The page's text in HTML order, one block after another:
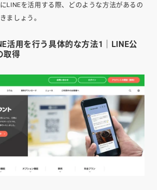
LINEを活用する際、どのような方法があるの
ましょう。
活用を行う具体的な方法1｜LINE公
取得